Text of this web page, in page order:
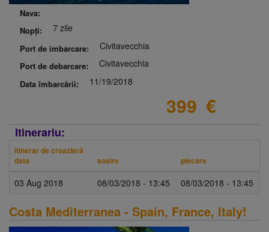
Nava:
Nopți:
7 zile
Port de imbarcare: Civitavecchia
Port de debarcare: Civitavecchia
Data îmbarcării: 11/19/2018
399 €
Itinerariu:
itinerar de croazieră
data
sosire plecare
03 Aug 2018 08/03/2018 - 13:45 08/03/2018 - 13:45
Costa Mediterranea - Spain, France, Italy!